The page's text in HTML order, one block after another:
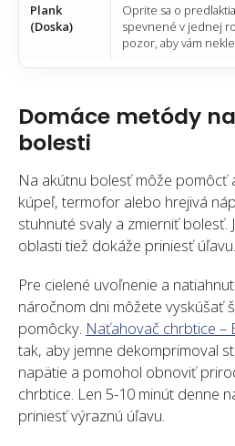
Plank
(Doska)
Oprite sa o
spevnené v jednej
pozor, aby vám
Domáce metódy
bolesti
Na akútnu bolesť môže pomôcť
kúpeľ, termofor alebo hrejivá
stuhnuté svaly a zmierniť bolesť.
oblasti tiež dokáže priniesť úľavu.
Pre cielené uvoľnenie a
náročnom dni môžete vyskúšať
pomôcky. Naťahovač chrbtice –
tak, aby jemne dekomprimoval
napätie a pomohol obnoviť
chrbtice. Len 5-10 minút denne
priniesť výraznú úľavu.